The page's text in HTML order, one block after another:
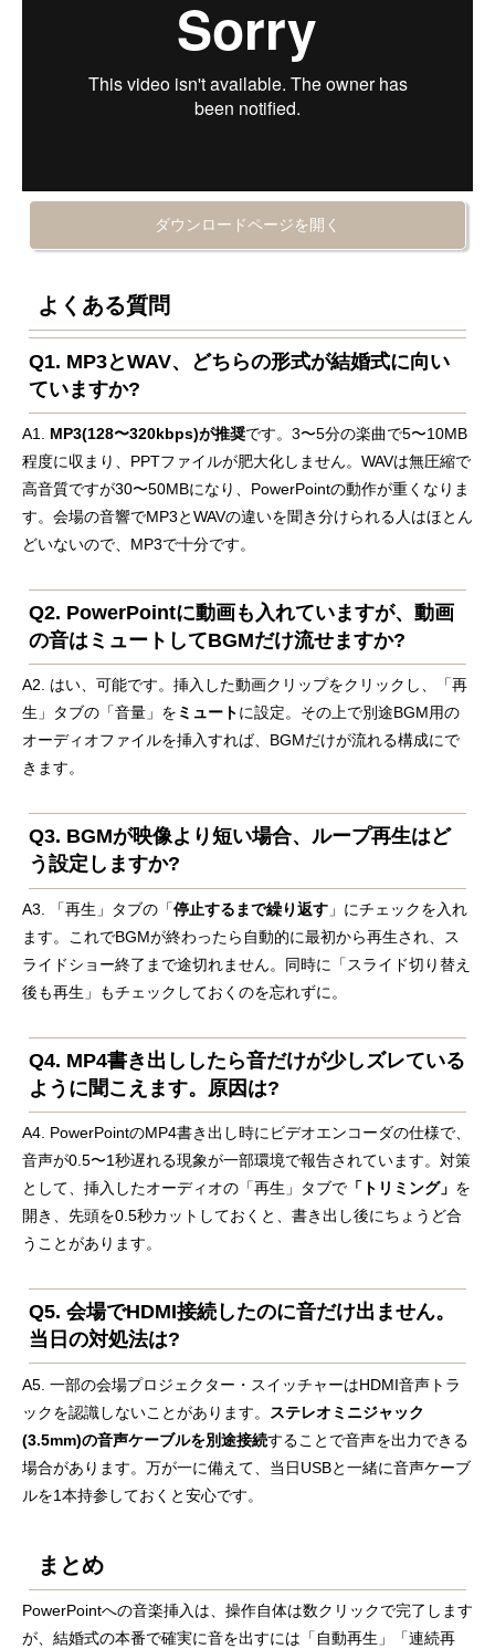
ダウンロードページを開く
よくある質問
Q1. MP3とWAV、どちらの形式が結婚式に向い
ていますか?
A1. MP3(128〜320kbps)が推奨です。3〜5分の楽曲で5〜10MB
程度に収まり、PPTファイルが肥大化しません。WAVは無圧縮で
高音質ですが30〜50MBになり、PowerPointの動作が重くなりま
す。会場の音響でMP3とWAVの違いを聞き分けられる人はほとん
どいないので、MP3で十分です。
Q2. PowerPointに動画も入れていますが、動画
の音はミュートしてBGMだけ流せますか?
A2. はい、可能です。挿入した動画クリップをクリックし、「再
生」タブの「音量」を ミュートに設定。その上で別途BGM用の
オーディオファイルを挿入すれば、BGMだけが流れる構成にで
きます。
Q3. BGMが映像より短い場合、ループ再生はど
う設定しますか?
A3. 「再生」タブの「停止するまで繰り返す 」にチェックを入れ
ます。これでBGMが終わったら自動的に最初から再生され、ス
ライドショー終了まで途切れません。同時に「スライド切り替え
後も再生」もチェックしておくのを忘れずに。
Q4. MP4書き出ししたら音だけが少しズレている
ように聞こえます。原因は?
A4. PowerPointのMP4書き出し時にビデオエンコーダの仕様で、
音声が0.5〜1秒遅れる現象が一部環境で報告されています。対策
として、挿入したオーディオの「再生」タブで 「トリミング」 を
開き、先頭を0.5秒カットしておくと、書き出し後にちょうど合
うことがあります。
Q5. 会場でHDMI接続したのに音だけ出ません。
当日の対処法は?
A5. 一部の会場プロジェクター・スイッチャーはHDMI音声トラ
ックを認識しないことがあります。
ステレオミニジャック
(3.5mm)の音声ケーブルを別途接続することで音声を出力できる
場合があります。万が一に備えて、当日USBと一緒に音声ケーブ
ルを1本持参しておくと安心です。
まとめ
PowerPointへの音楽挿入は、操作自体は数クリックで完了します
が、結婚式の本番で確実に音を出すには「自動再生」「連続再